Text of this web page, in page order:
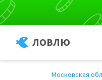
ЛОВЛЮ
Московская